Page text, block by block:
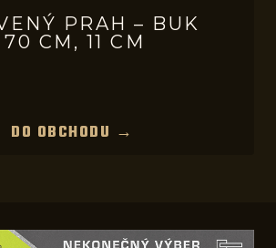
PRAH – BUK
CM, 11 CM
DO OBCHODU →